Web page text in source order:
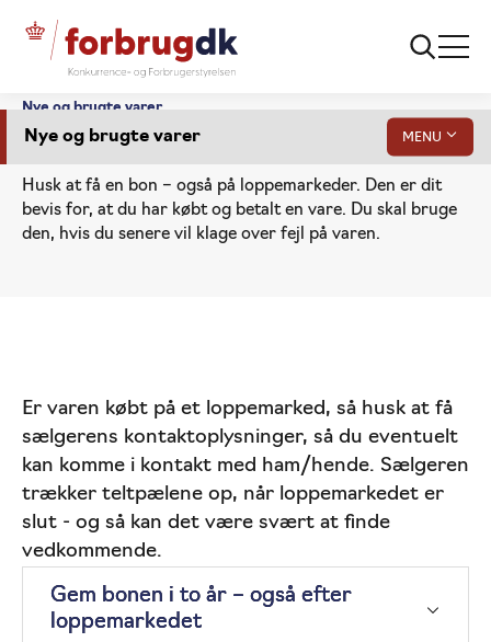
Nye og brugte varer
Loppemarkeder
Husk at få en bon – også på loppemarkeder. Den er dit
bevis for, at du har købt og betalt en vare. Du skal bruge
den, hvis du senere vil klage over fejl på varen.
Gå
til
indhold
Nye og brugte varer MENU
Er varen købt på et loppemarked, så husk at få
sælgerens kontaktoplysninger, så du eventuelt
kan komme i kontakt med ham/hende. Sælgeren
trækker teltpælene op, når loppemarkedet er
slut - og så kan det være svært at finde
vedkommende.
Gem bonen i to år – også efter
loppemarkedet